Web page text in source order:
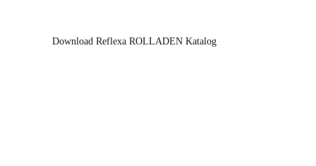
Download Reflexa ROLLADEN Katalog